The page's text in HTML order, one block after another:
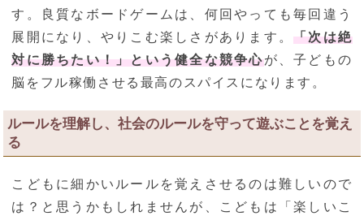
す。良質なボードゲームは、何回やっても毎回違う
展開になり、やりこむ楽しさがあります。「次は絶
対に勝ちたい！」という健全な競争心が、子どもの
脳をフル稼働させる最高のスパイスになります。
ルールを理解し、社会のルールを守って遊ぶことを覚え
る
こどもに細かいルールを覚えさせるのは難しいので
は？と思うかもしれませんが、こどもは「楽しいこ